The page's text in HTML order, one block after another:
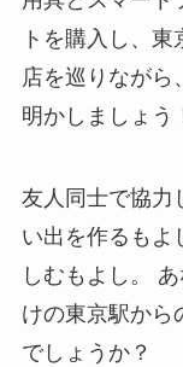
トを購入し、
店を巡りながら
明かしましょう
友人同士で協力
い出を作るもよ
しむもよし。
けの東京駅から
でしょうか？